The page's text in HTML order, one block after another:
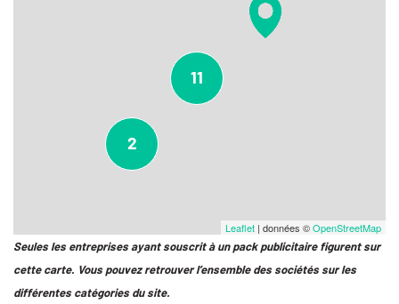
2
11
Leaflet | données ©OpenStreetMap
Seules les entreprises ayant souscrit à un pack publicitaire figurent sur
cette carte. Vous pouvez retrouver l’ensemble des sociétés sur les
différentes catégories du site.